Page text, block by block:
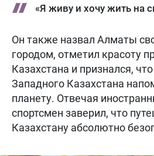
«Я живу и хочу жить на
Он также назвал Алматы
городом, отметил красоту
Казахстана и признался,
Западного Казахстана
планету. Отвечая
спортсмен заверил, что
Казахстану абсолютно